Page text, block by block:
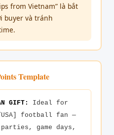
from Vietnam” là bắt
buyer và tránh
Template
GIFT:
Ideal for
football fan —
game days,